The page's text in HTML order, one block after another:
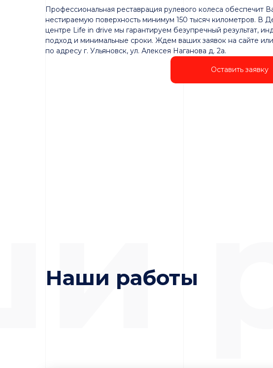
Профессиональная реставрация рулевого колеса обеспечит
нестираемую поверхность минимум 150 тысяч километров. В
центре Life in drive мы гарантируем безупречный результат,
подход и минимальные сроки. Ждем ваших заявок на сайте
по адресу г. Ульяновск, ул. Алексея Наганова д. 2а.
Оставить заявку
Наши работы